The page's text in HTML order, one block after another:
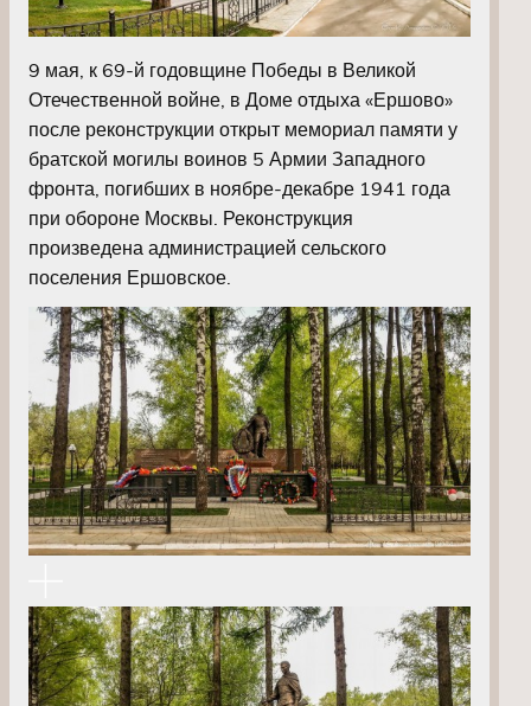
9 мая, к 69-й годовщине Победы в Великой
Отечественной войне, в Доме отдыха «Ершово»
после реконструкции открыт мемориал памяти у
братской могилы воинов 5 Армии Западного
фронта, погибших в ноябре-декабре 1941 года
при обороне Москвы. Реконструкция
произведена администрацией сельского
поселения Ершовское.